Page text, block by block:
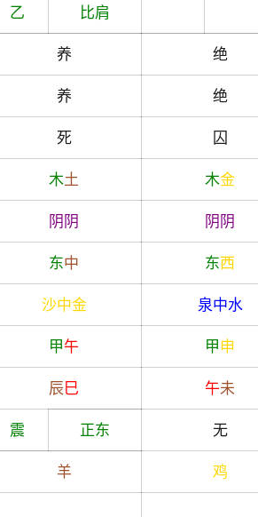
乙 比肩
养 绝
养 绝
死 囚
木土 木金
阴 阴 阴 阴
东中 东西
沙中金 泉中水
甲午 甲申
辰巳 午未
震 正东 无
羊 鸡